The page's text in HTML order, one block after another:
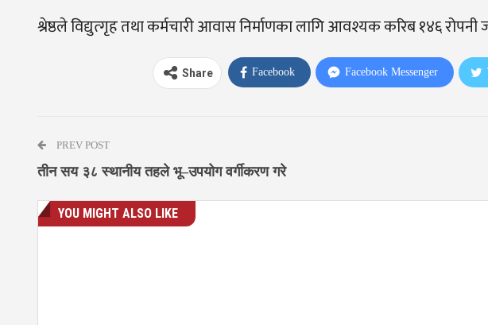
श्रेष्ठले विद्युत्गृह तथा कर्मचारी आवास निर्माणका लागि आवश्यक करिब १४६ रोपनी
Share Facebook Facebook Messenger
PREV POST
तीन सय ३८ स्थानीय तहले भू–उपयोग वर्गीकरण गरे
YOU MIGHT ALSO LIKE